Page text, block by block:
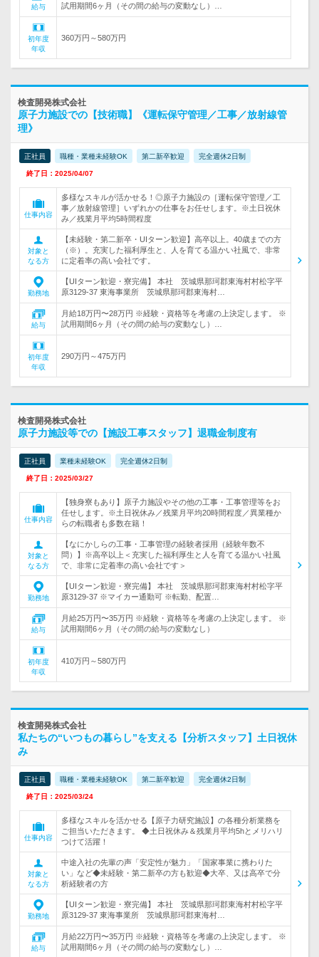
給与
試用期間6ヶ月（その間の給与の変動なし）…
初年度
年収
360万円～580万円
検査開発株式会社
原子力施設での【技術職】《運転保守管理／工事／放射線管
理》
正社員 職種・業種未経験OK 第二新卒歓迎 完全週休2日制
終了日：2025/04/07
仕事内容
多様なスキルが活かせる！◎原子力施設の［運転保守管理／工
事／放射線管理］いずれかの仕事をお任せします。※土日祝休
み／残業月平均5時間程度
対象と
なる方
【未経験・第二新卒・UIターン歓迎】高卒以上。40歳までの方
（※）。充実した福利厚生と、人を育てる温かい社風で、非常
に定着率の高い会社です。
勤務地
【UIターン歓迎・寮完備】 本社 茨城県那珂郡東海村村松字平
原3129-37 東海事業所 茨城県那珂郡東海村…
給与
月給18万円〜28万円 ※経験・資格等を考慮の上決定します。 ※
試用期間6ヶ月（その間の給与の変動なし）…
初年度
年収
290万円～475万円
検査開発株式会社
原子力施設等での【施設工事スタッフ】退職金制度有
正社員 業種未経験OK 完全週休2日制
終了日：2025/03/27
仕事内容
【独身寮もあり】原子力施設やその他の工事・工事管理等をお
任せします。※土日祝休み／残業月平均20時間程度／異業種か
らの転職者も多数在籍！
対象と
なる方
【なにかしらの工事・工事管理の経験者採用（経験年数不
問）】※高卒以上＜充実した福利厚生と人を育てる温かい社風
で、非常に定着率の高い会社です＞
勤務地
【UIターン歓迎・寮完備】 本社 茨城県那珂郡東海村村松字平
原3129-37 ※マイカー通勤可 ※転勤、配置…
給与
月給25万円〜35万円 ※経験・資格等を考慮の上決定します。 ※
試用期間6ヶ月（その間の給与の変動なし）
初年度
年収
410万円～580万円
検査開発株式会社
私たちの“いつもの暮らし”を支える【分析スタッフ】土日祝休
み
正社員 職種・業種未経験OK 第二新卒歓迎 完全週休2日制
終了日：2025/03/24
仕事内容
多様なスキルを活かせる【原子力研究施設】の各種分析業務を
ご担当いただきます。 ◆土日祝休み＆残業月平均5hとメリハリ
つけて活躍！
対象と
なる方
中途入社の先輩の声「安定性が魅力」「国家事業に携わりた
い」など◆未経験・第二新卒の方も歓迎◆大卒、又は高卒で分
析経験者の方
勤務地
【UIターン歓迎・寮完備】 本社 茨城県那珂郡東海村村松字平
原3129-37 東海事業所 茨城県那珂郡東海村…
給与
月給22万円〜35万円 ※経験・資格等を考慮の上決定します。 ※
試用期間6ヶ月（その間の給与の変動なし）…